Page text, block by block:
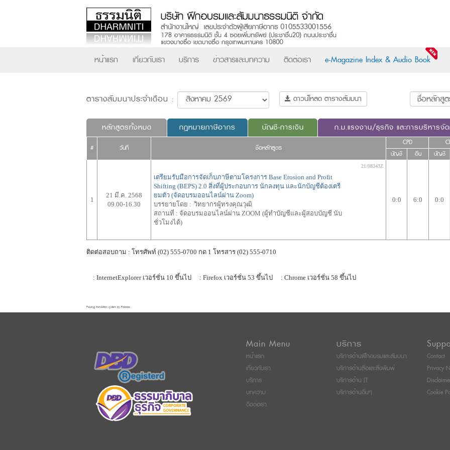
หน้าแรก เกี่ยวกับเรา บริการ ข่าวสารและบทความ ติดต่อเรา e-Magazine Index & Audio Book
ตารางสัมมนาประจำเดือน : ดาวน์โหลด ตารางสัมมนา
หลักสูตรทั้งหมด กฎหมายภาษีอากร บัญชี-การเงิน ก.ม.แรงงาน/ธุรกิจ และการบริหารจั
# วันที่ ชื่อหลักสูตร
CPD
บัญชี อื่น บัญชี
1
21 มี.ค. 2568
09.00-16.30
เตรียมรับมือการจัดเก็บภาษีตามโครงการ Base Erosion and Profit
Shifting (BEPS) 2.0 สิ่งที่ผู้ประกอบการ นักลงทุน และนักบัญชีต้องเตรี
ยมตัว (จัดอบรมออนไลน์ผ่าน Zoom)
บรรยายโดย : วิทยากรผู้ทรงคุณวุฒิ
สถานที่ : จัดอบรมออนไลน์ผ่าน ZOOM (ผู้ทำบัญชีและผู้สอบบัญชี นับ
ชั่วโมงได้)
21/08343Z
0:0 6:0 0:0
ติดต่อสอบถาม : โทรศัพท์ (02) 555-0700 กด 1 โทรสาร (02) 555-0710
: InternetExplorer เวอร์ชั่น 10 ขึ้นไป : Firefox เวอร์ชั่น 53 ขึ้นไป : Chrome เวอร์ชั่น 58 ขึ้นไป
FaLang translation system by Faboba
Main Menu
หน้าแรก
เกี่ยวกับเรา
บริการ
บทความ
ติดต่อเรา
บริการ
บริการด้านฝึกอบรมและสัมมนา
บริการด้านสื่อและสิ่งพิมพ์
บริการด้าน IT
บริการด้านอื่นๆ
Contact
Privacy
Cookie